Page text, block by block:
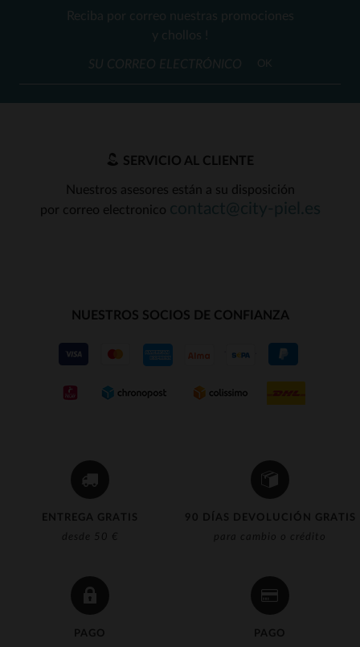
XS
ENTREGA GRATIS
desde 50 €
90 DÍAS DEVOLUCIÓN GRATIS
para cambio o crédito
PAGO
PAGO
Reciba por correo nuestras promociones
y chollos !
OK
SERVICIO AL CLIENTE
Nuestros asesores están a su disposición
por correo electronico
NUESTROS SOCIOS DE CONFIANZA